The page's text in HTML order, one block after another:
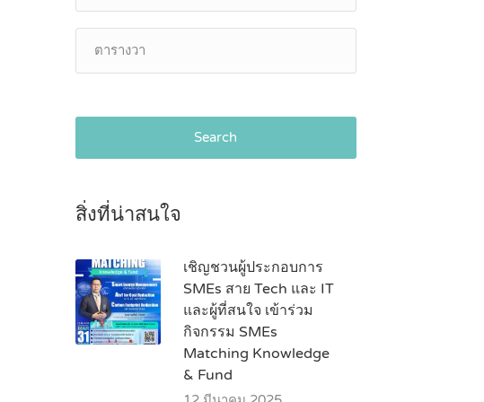
Search
สิ่งที่น่าสนใจ
เชิญชวนผู้ประกอบการ
SMEs สาย Tech และ IT
และผู้ที่สนใจ เข้าร่วม
กิจกรรม SMEs
Matching Knowledge
& Fund